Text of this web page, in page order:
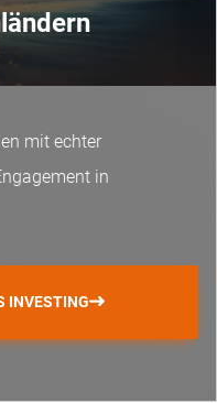
mit echter
in
INVESTING